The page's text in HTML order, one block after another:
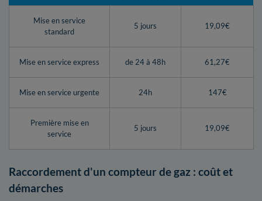
Mise en service
standard
5 jours 19,09€
Mise en service express de 24 à 48h 61,27€
Mise en service urgente 24h 147€
Première mise en
service
5 jours 19,09€
Raccordement d'un compteur de gaz : coût et
démarches